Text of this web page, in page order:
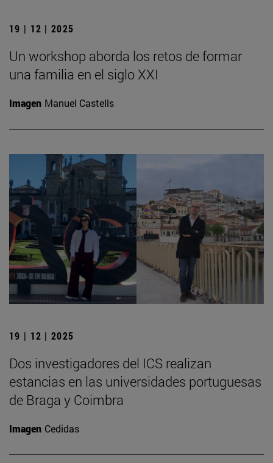
19 | 12 | 2025
Un workshop aborda los retos de formar
una familia en el siglo XXI
Imagen Manuel Castells
19 | 12 | 2025
Dos investigadores del ICS realizan
estancias en las universidades portuguesas
de Braga y Coimbra
Imagen Cedidas